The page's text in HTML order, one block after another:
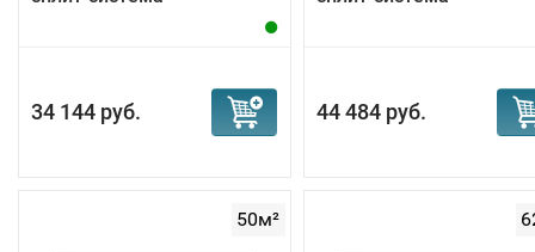
34 144 руб. 44 484 руб.
50м²